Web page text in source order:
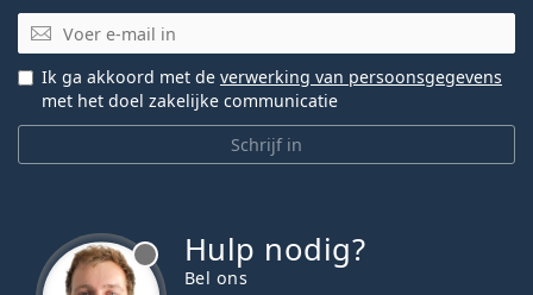
E-mail
Schrijf in
Ik ga akkoord met de verwerking van persoonsgegevens
met het doel zakelijke communicatie
Hulp nodig?
Bel ons